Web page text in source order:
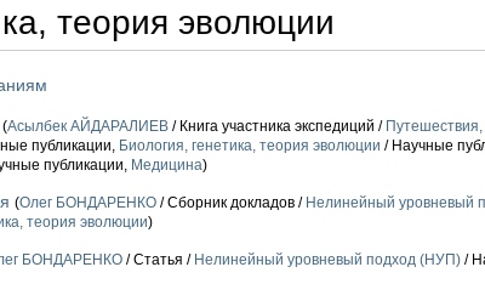
теория эволюции
(Асылбек АЙДАРАЛИЕВ / Книга участника экспедиций /
публикации, Биология, генетика, теория эволюции / Научные
публикации, Медицина)
(Олег БОНДАРЕНКО / Сборник докладов / Нелинейный уровневый
теория эволюции)
БОНДАРЕНКО / Статья / Нелинейный уровневый подход (НУП) /